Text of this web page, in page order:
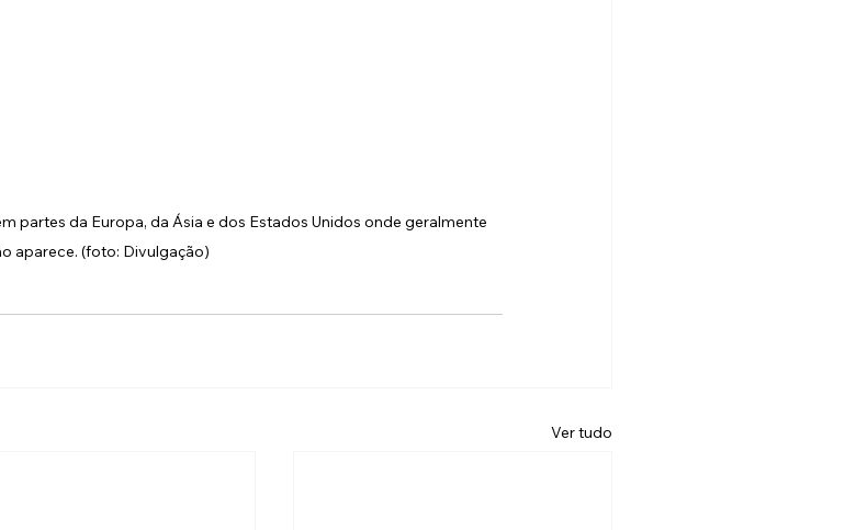
partes da Europa, da Ásia e dos Estados Unidos onde geralmente
aparece. (foto: Divulgação)
Ver tudo